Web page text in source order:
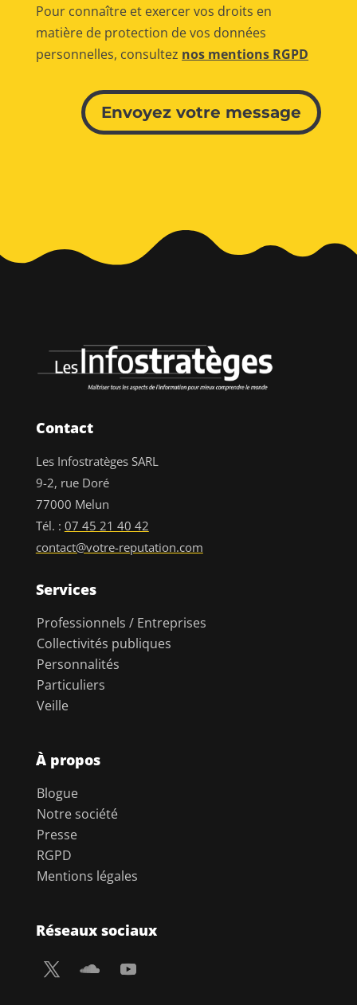
Pour connaître et exercer vos droits en
matière de protection de vos données
personnelles, consultez nos mentions RGPD
Envoyez votre message
Alternative:
Contact
Les Infostratèges SARL
9-2, rue Doré
77000 Melun
Tél. : 07 45 21 40 42
contact@votre-reputation.com
Services
Professionnels / Entreprises
Collectivités publiques
Personnalités
Particuliers
Veille
À propos
Blogue
Notre société
Presse
RGPD
Mentions légales
Réseaux sociaux